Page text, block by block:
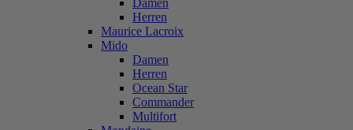
Damen
Herren
Maurice Lacroix
Mido
Damen
Herren
Ocean Star
Commander
Multifort